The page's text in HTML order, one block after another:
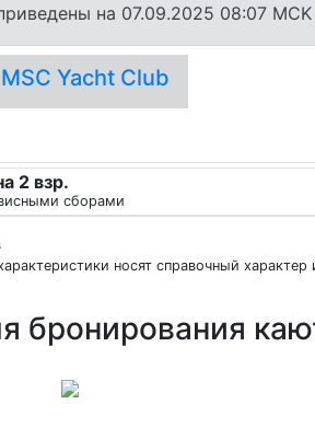
на 07.09.2025 08:07 MCK
MSC Yacht Club
2 взр.
сборами
носят справочный характер
бронирования